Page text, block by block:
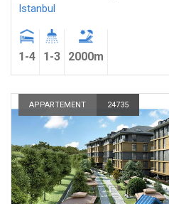
Istanbul
1-4 1-3 2000m
APPARTEMENT 24735